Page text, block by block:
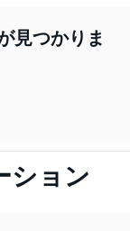
見つかりま
ション